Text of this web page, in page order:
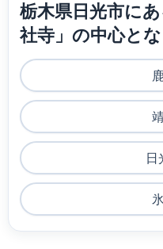
栃木県日光市に
社寺」の中心と
日